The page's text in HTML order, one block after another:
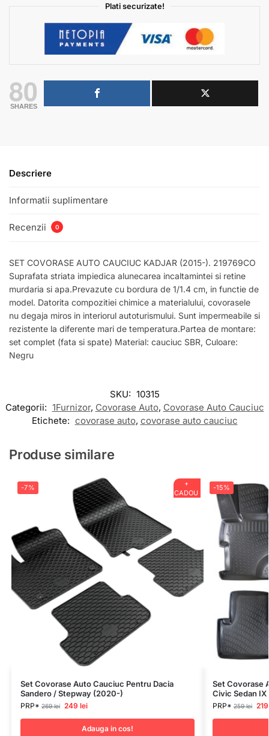
Plati securizate!
80
SHARES
Descriere
Informatii suplimentare
Recenzii 0
SET COVORASE AUTO CAUCIUC KADJAR (2015-). 219769CO
Suprafata striata impiedica alunecarea incaltamintei si retine
murdaria si apa.Prevazute cu bordura de 1/1.4 cm, in functie de
model. Datorita compozitiei chimice a materialului, covorasele
nu degaja miros in interiorul autoturismului. Sunt impermeabile si
rezistente la diferente mari de temperatura.Partea de montare:
set complet (fata si spate) Material: cauciuc SBR, Culoare:
Negru
SKU: 10315
Categorii: 1Furnizor, Covorase Auto, Covorase Auto Cauciuc
Etichete: covorase auto, covorase auto cauciuc
Produse similare
+
CADOU
-7%
Set Covorase Auto Cauciuc Pentru Dacia
Sandero / Stepway (2020-)
PRP*269lei 249 lei
Adauga in cos!
-15%
Set Covorase
Civic Sedan IX
PRP*259lei